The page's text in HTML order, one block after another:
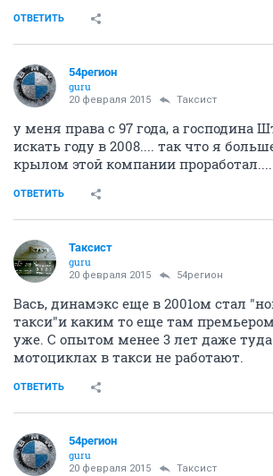
ОТВЕТИТЬ
54регион
guru
20 февраля 2015 Таксист
у меня права с 97 года, а господина
искать году в 2008.... так что я
крылом этой компании проработал....
ОТВЕТИТЬ
Таксист
guru
20 февраля 2015 54регион
Вась, динамэкс еще в 2001ом стал
такси"и каким то еще там
уже. С опытом менее 3 лет даже
мотоциклах в такси не работают.
ОТВЕТИТЬ
54регион
guru
20 февраля 2015 Таксист